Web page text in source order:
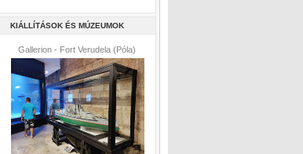
KIÁLLÍTÁSOK ÉS MÚZEUMOK
Gallerion - Fort Verudela (Póla)